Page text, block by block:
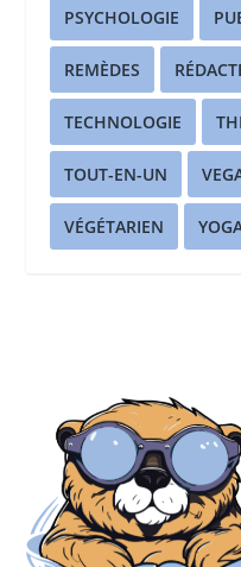
PSYCHOLOGIE
REMÈDES
TECHNOLOGIE
TOUT-EN-UN
VÉGÉTARIEN